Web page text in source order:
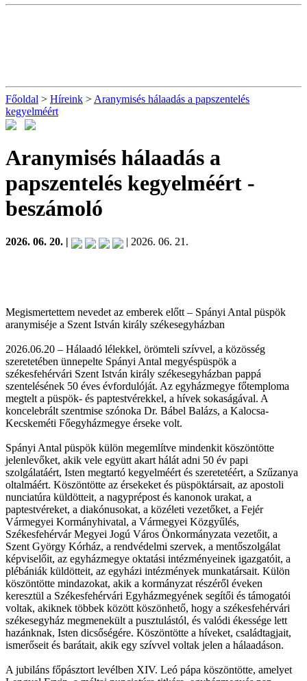
Főoldal > Híreink > Aranymisés hálaadás a papszentelés
kegyelméért
Aranymisés hálaadás a
papszentelés kegyelméért -
beszámoló
2026. 06. 20. | | 2026. 06. 21.
Megismertettem nevedet az emberek előtt – Spányi Antal püspök
aranymiséje a Szent István király székesegyházban
2026.06.20 – Hálaadó lélekkel, örömteli szívvel, a közösség
szeretetében ünnepelte Spányi Antal megyéspüspök a
székesfehérvári Szent István király székesegyházban pappá
szentelésének 50 éves évfordulóját. Az egyházmegye főtemploma
megtelt a püspök- és paptestvérekkel, a hívek sokaságával. A
koncelebrált szentmise szónoka Dr. Bábel Balázs, a Kalocsa-
Kecskeméti Főegyházmegye érseke volt.
Spányi Antal püspök külön megemlítve mindenkit köszöntötte
jelenlevőket, akik vele együtt akart hálát adni 50 év papi
szolgálatáért, Isten megtartó kegyelméért és szeretetéért, a Szűzanya
oltalmáért. Köszöntötte az érsekeket és püspöktársait, az apostoli
nunciatúra küldötteit, a nagyprépost és kanonok urakat, a
paptestvéreket, a diakónusokat, a közéleti vezetőket, a Fejér
Vármegyei Kormányhivatal, a Vármegyei Közgyűlés,
Székesfehérvár Megyei Jogú Város Önkormányzata vezetőit, a
Szent György Kórház, a rendvédelmi szervek, a mentőszolgálat
képviselőit, az egyházmegye oktatási intézményeinek igazgatóit, a
plébániák küldötteit, az egyházi intézmények munkatársait. Külön
köszöntötte mindazokat, akik a kormányzat részéről éveken
keresztül a Székesfehérvári Egyházmegyének segítői és támogatói
voltak, akiknek többek között köszönhető, hogy a székesfehérvári
székesegyház megmenekült a pusztulástól, és valódi ékessége lett
hazánknak, Isten dicsőségére. Köszöntötte a híveket, családtagjait,
ismerőseit és barátait, akik egy szívvel voltak jelen a hálaadáson.
A jubiláns főpásztort levélben XIV. Leó pápa köszöntötte, amelyet